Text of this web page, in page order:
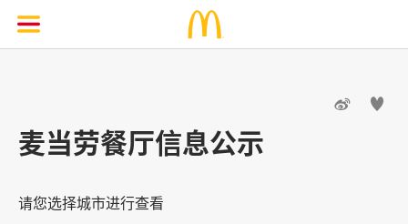
 
麦当劳餐厅信息公示
请您选择城市进行查看